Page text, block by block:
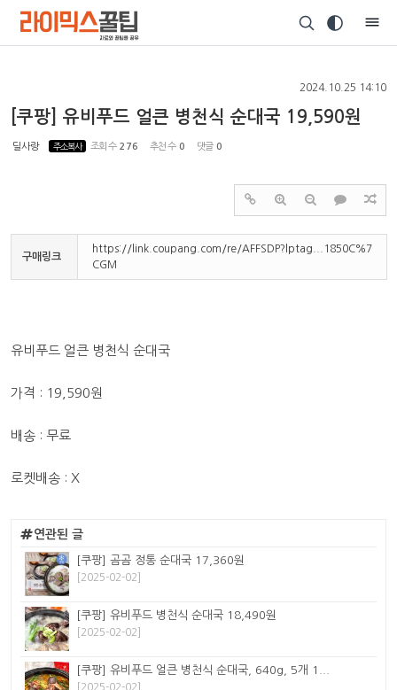
2024.10.25 14:10
[쿠팡] 유비푸드 얼큰 병천식 순대국 19,590원
딜사랑 주소복사 조회 수 276 추천 수 0 댓글 0
구매링크
https://link.coupang.com/re/AFFSDP?lptag...1850C%7
CGM
유비푸드 얼큰 병천식 순대국
가격 : 19,590원
배송 : 무료
로켓배송 : X
연관된 글
[쿠팡] 곰곰 정통 순대국 17,360원
[2025-02-02]
[쿠팡] 유비푸드 병천식 순대국 18,490원
[2025-02-02]
[쿠팡] 유비푸드 얼큰 병천식 순대국, 640g, 5개 1...
[2025-02-02]
Sketchbook5, 스케치북5
Sketchbook5, 스케치북5